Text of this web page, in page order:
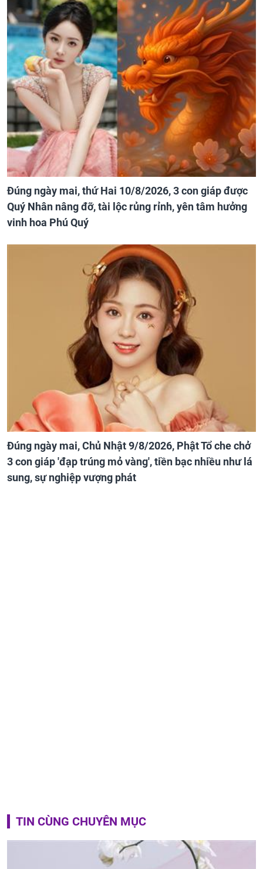
Đúng ngày mai, thứ Hai 10/8/2026, 3 con giáp được
Quý Nhân nâng đỡ, tài lộc rủng rỉnh, yên tâm hưởng
vinh hoa Phú Quý
Đúng ngày mai, Chủ Nhật 9/8/2026, Phật Tổ che chở
3 con giáp 'đạp trúng mỏ vàng', tiền bạc nhiều như lá
sung, sự nghiệp vượng phát
TIN CÙNG CHUYÊN MỤC